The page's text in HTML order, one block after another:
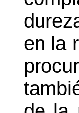
en la